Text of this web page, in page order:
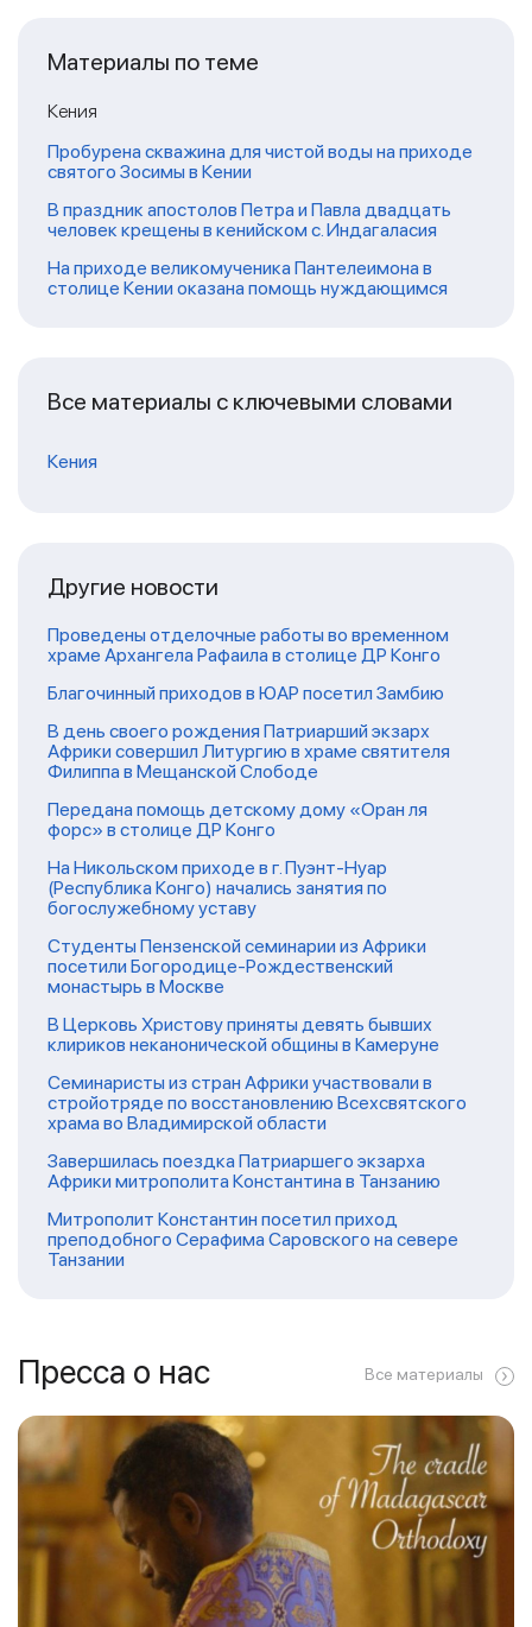
Материалы по теме
Кения
Пробурена скважина для чистой воды на приходе
святого Зосимы в Кении
В праздник апостолов Петра и Павла двадцать
человек крещены в кенийском с. Индагаласия
На приходе великомученика Пантелеимона в
столице Кении оказана помощь нуждающимся
Все материалы с ключевыми словами
Кения
Другие новости
Проведены отделочные работы во временном
храме Архангела Рафаила в столице ДР Конго
Благочинный приходов в ЮАР посетил Замбию
В день своего рождения Патриарший экзарх
Африки совершил Литургию в храме святителя
Филиппа в Мещанской Слободе
Передана помощь детскому дому «Оран ля
форс» в столице ДР Конго
На Никольском приходе в г. Пуэнт-Нуар
(Республика Конго) начались занятия по
богослужебному уставу
Студенты Пензенской семинарии из Африки
посетили Богородице-Рождественский
монастырь в Москве
В Церковь Христову приняты девять бывших
клириков неканонической общины в Камеруне
Семинаристы из стран Африки участвовали в
стройотряде по восстановлению Всехсвятского
храма во Владимирской области
Завершилась поездка Патриаршего экзарха
Африки митрополита Константина в Танзанию
Митрополит Константин посетил приход
преподобного Серафима Саровского на севере
Танзании
Пресса о нас Все материалы